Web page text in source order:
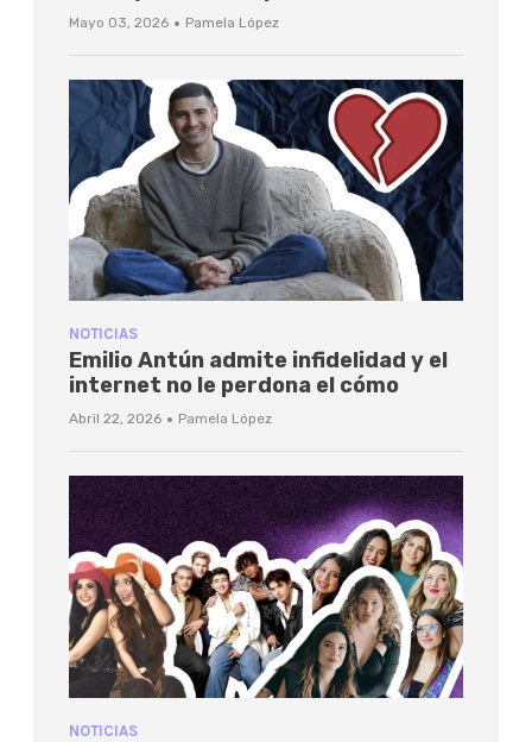
Mayo 03, 2026 · Pamela López
NOTICIAS
Emilio Antún admite infidelidad y el
internet no le perdona el cómo
Abril 22, 2026 · Pamela López
NOTICIAS